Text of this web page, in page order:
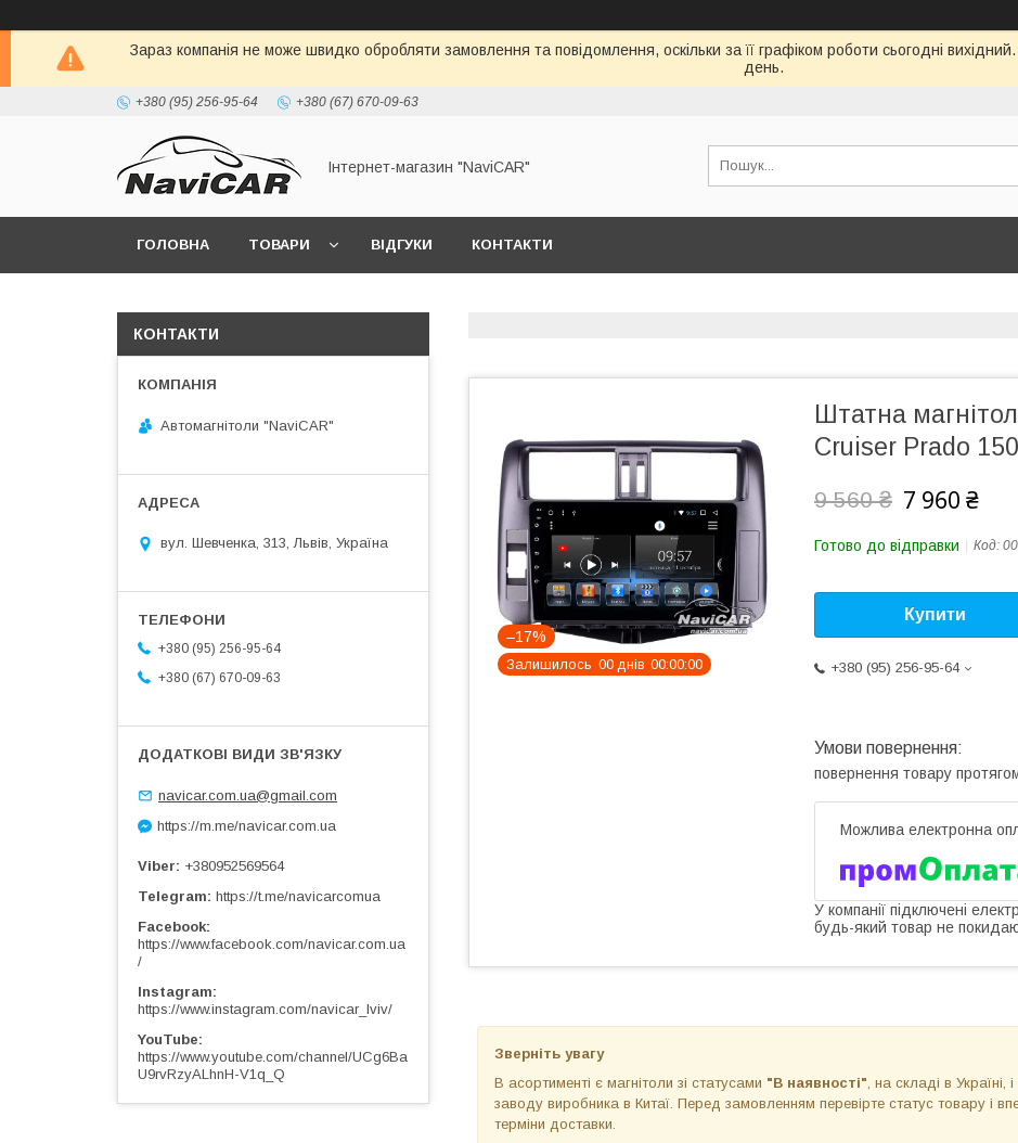
Зараз компанія не може швидко обробляти замовлення та повідомлення, оскільки за її графіком роботи сьогодні
день.
+380 (95) 256-95-64 +380 (67) 670-09-63
Інтернет-магазин "NaviCAR"
ГОЛОВНА ТОВАРИ ВІДГУКИ КОНТАКТИ
–17%
Залишилось 00 днів 00 00 00
Штатна
Cruiser Prado
9 560 ₴ 7 960 ₴
Готово до відправки Код:
Купити
+380 (95) 256-95-64
повернення товару
У компанії підключені
будь-який товар не
Зверніть увагу
В асортименті є магнітоли зі статусами "В наявності" , на складі в Україні, і
заводу виробника в Китаї. Перед замовленням перевірте статус товару і
терміни доставки.
КОНТАКТИ
Автомагнітоли "NaviCAR"
вул. Шевченка, 313, Львів, Україна
+380 (95) 256-95-64
+380 (67) 670-09-63
navicar.com.ua@gmail.com
https://m.me/navicar.com.ua
Viber
+380952569564
Telegram https://t.me/navicarcomua
Facebook
https://www.facebook.com/navicar.com.ua
/
Instagram
https://www.instagram.com/navicar_lviv/
YouTube
https://www.youtube.com/channel/UCg6Ba
U9rvRzyALhnH-V1q_Q